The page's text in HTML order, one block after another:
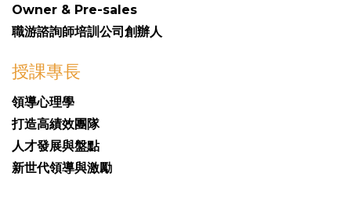
Owner & Pre-sales
職游諮詢師培訓公司創辦人
授課專長
領導心理學
打造高績效團隊
人才發展與盤點
新世代領導與激勵